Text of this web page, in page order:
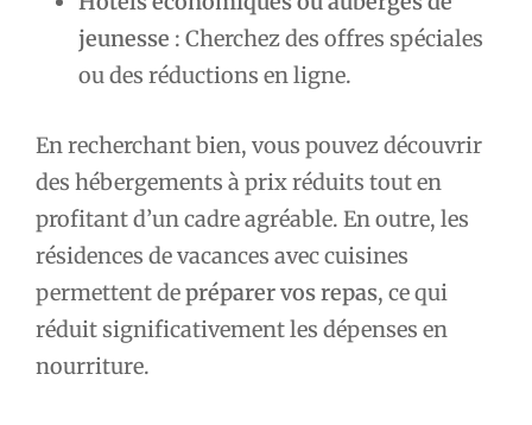
jeunesse : Cherchez des offres spéciales
ou des réductions en ligne.
En recherchant bien, vous pouvez découvrir
des hébergements à prix réduits tout en
profitant d’un cadre agréable. En outre, les
résidences de vacances avec cuisines
permettent depréparer vos repas, ce qui
réduit significativement les dépenses en
nourriture.